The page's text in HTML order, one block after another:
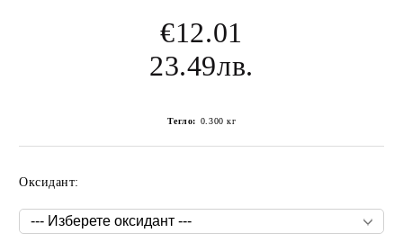
€12.01
23.49лв.
Тегло: 0.300 кг
Оксидант: